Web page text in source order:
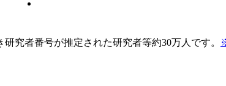
究者番号が推定された研究者等約30万人です。